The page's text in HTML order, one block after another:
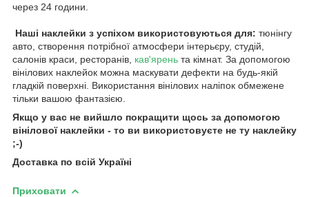
через 24 години.
Наші наклейки з успіхом використовуються для: тюнінгу
авто, створення потрібної атмосфери інтерьєру, студій,
салонів краси, ресторанів, кав'ярень та кімнат. За допомогою
вінілових наклейок можна маскувати дефекти на будь-якій
гладкій поверхні. Використання вінілових наліпок обмежене
тільки вашою фантазією.
Якщо у вас не вийшло покращити щось за допомогою
вінілової наклейки - то ви використовуєте не ту наклейку
;-)
Доставка по всій Україні
Приховати